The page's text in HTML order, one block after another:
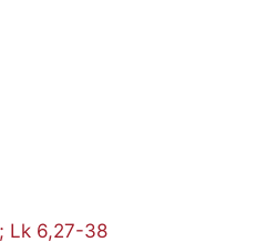
Lk 6,27-38